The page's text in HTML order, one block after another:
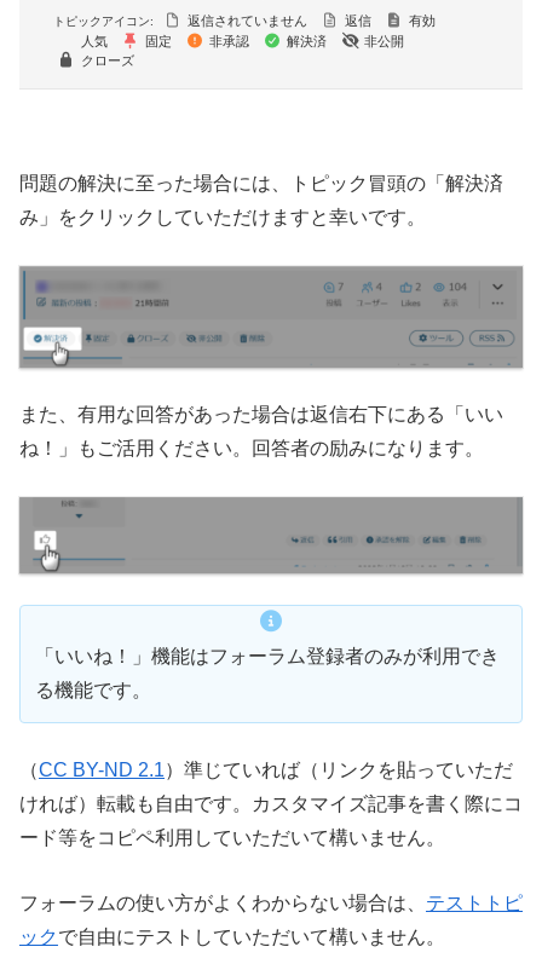
トピックアイコン: 返信されていません 返信
有効
人気
固定 非承認 解決済
非公開
クローズ
問題の解決に至った場合には、トピック冒頭の「解決済
み」をクリックしていただけますと幸いです。
また、有用な回答があった場合は返信右下にある「いい
ね！」もご活用ください。回答者の励みになります。
「いいね！」機能はフォーラム登録者のみが利用でき
る機能です。
（CC BY-ND 2.1）準じていれば（リンクを貼っていただ
ければ）転載も自由です。カスタマイズ記事を書く際にコ
ード等をコピペ利用していただいて構いません。
フォーラムの使い方がよくわからない場合は、 テストトピ
ックで自由にテストしていただいて構いません。